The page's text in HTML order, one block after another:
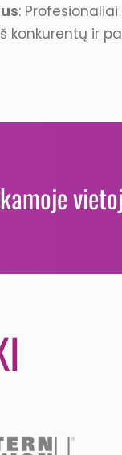
:
konkurentų ir